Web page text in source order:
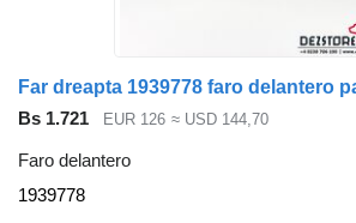
Bs 1.721 EUR 126 ≈ USD 144,70
Faro delantero
1939778